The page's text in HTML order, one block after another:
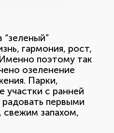
“зеленый”
гармония, рост,
поэтому так
озеленение
Парки,
участки с ранней
первыми
запахом,